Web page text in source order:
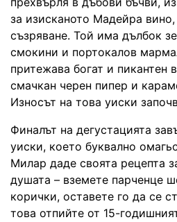
за изисканото Мадейра
съзряване. Той има дълбок
смокини и портокалов
притежава богат и пикантен
смачкан черен пипер и
Износът на това уиски
Финалът на дегустацията
уиски, което буквално
Милар даде своята рецепта
душата – вземете парченце
корички, оставете го да се
това отпийте от 15-